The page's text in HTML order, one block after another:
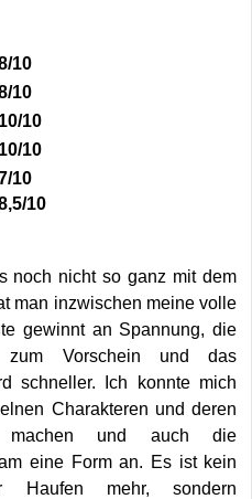
10
10
10/10
10/10
10
10
noch nicht so ganz mit dem
man inzwischen meine volle
gewinnt an Spannung, die
zum Vorschein und das
schneller. Ich konnte mich
Charakteren und deren
machen und auch die
eine Form an. Es ist kein
Haufen mehr, sondern